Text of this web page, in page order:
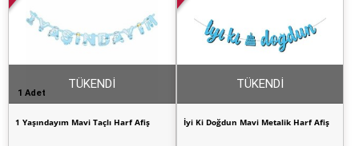
1 Adet
1 Yaşındayım Mavi Taçlı Harf Afiş
TÜKENDİ
İyi Ki Doğdun Mavi Metalik Harf Afiş
TÜKENDİ